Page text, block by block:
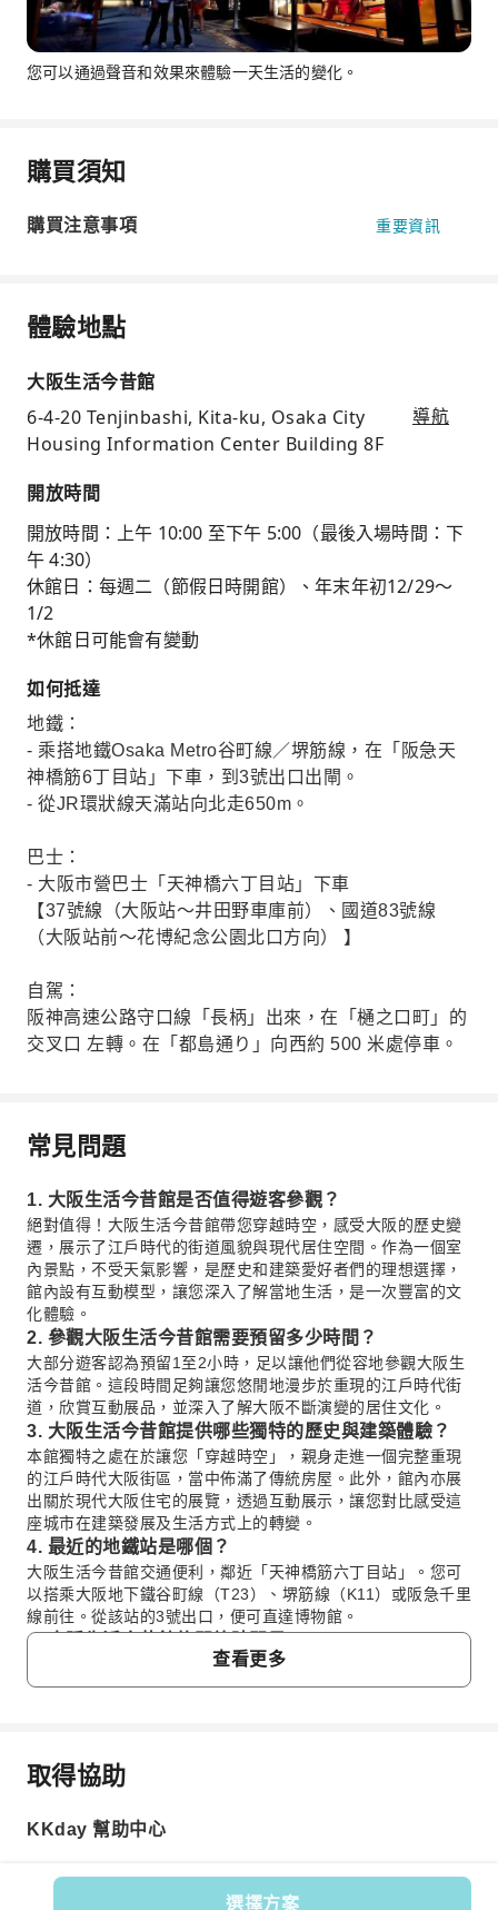
選擇方案
您可以通過聲音和效果來體驗一天生活的變化。
購買須知
購買注意事項 重要資訊
體驗地點
大阪生活今昔館
6-4-20 Tenjinbashi, Kita-ku, Osaka City
Housing Information Center Building 8F
導航
開放時間
開放時間：上午 10:00 至下午 5:00（最後入場時間：下
午 4:30）
休館日：每週二（節假日時開館）、年末年初12/29～
1/2
*休館日可能會有變動
如何抵達
地鐵：
- 乘搭地鐵Osaka Metro谷町線／堺筋線，在「阪急天
神橋筋6丁目站」下車，到3號出口出閘。
- 從JR環狀線天滿站向北走650m。
巴士：
- 大阪市營巴士「天神橋六丁目站」下車
【37號線（大阪站～井田野車庫前）、國道83號線
（大阪站前～花博紀念公園北口方向） 】
自駕：
阪神高速公路守口線「長柄」出來，在「樋之口町」的
交叉口 左轉。在「都島通り」向西約 500 米處停車。
常見問題
1. 大阪生活今昔館是否值得遊客參觀？
絕對值得！大阪生活今昔館帶您穿越時空，感受大阪的歷史變
遷，展示了江戶時代的街道風貌與現代居住空間。作為一個室
內景點，不受天氣影響，是歷史和建築愛好者們的理想選擇，
館內設有互動模型，讓您深入了解當地生活，是一次豐富的文
化體驗。
2. 參觀大阪生活今昔館需要預留多少時間？
大部分遊客認為預留1至2小時，足以讓他們從容地參觀大阪生
活今昔館。這段時間足夠讓您悠閒地漫步於重現的江戶時代街
道，欣賞互動展品，並深入了解大阪不斷演變的居住文化。
3. 大阪生活今昔館提供哪些獨特的歷史與建築體驗？
本館獨特之處在於讓您「穿越時空」，親身走進一個完整重現
的江戶時代大阪街區，當中佈滿了傳統房屋。此外，館內亦展
出關於現代大阪住宅的展覽，透過互動展示，讓您對比感受這
座城市在建築發展及生活方式上的轉變。
4. 最近的地鐵站是哪個？
大阪生活今昔館交通便利，鄰近「天神橋筋六丁目站」。您可
以搭乘大阪地下鐵谷町線（T23）、堺筋線（K11）或阪急千里
線前往。從該站的3號出口，便可直達博物館。
5. 大阪生活今昔館的開放時間是？
大阪生活今昔館的開放時間通常為上午10時至下午5時，最後
入場時間為下午4時30分。逢星期二及某些公眾假期通常會休
居住發展？
常生活與建築特色。此外，博物館亦設有現代住宅展覽，並提
時期至今的演變歷程。
7. 在大阪生活今昔館重現的江戶時代街道，有適合拍照
查看更多
常見問題
1. 大阪生活今昔館是否值得遊客參觀？
史變遷，展示了江戶時代的街道風貌與現代居住空間。作
取得協助
KKday 幫助中心